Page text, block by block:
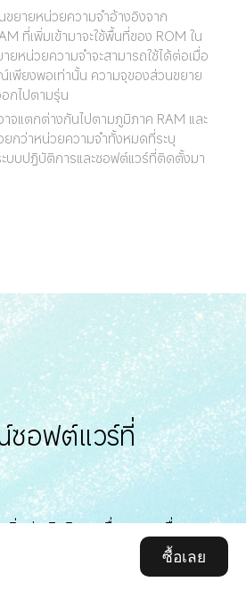
ซื้อเลย
ขยายหน่วยความจำอ้างอิงจาก
ที่เพิ่มเข้ามาจะใช้พื้นที่ของ ROM ใน
ยหน่วยความจำจะสามารถใช้ได้ต่อเมื่อ
พียงพอเท่านั้น ความจุของส่วนขยาย
กไปตามรุ่น
จแตกต่างกันไปตามภูมิภาค RAM และ
ยกว่าหน่วยความจำทั้งหมดที่ระบุ
ะบบปฏิบัติการและซอฟต์แวร์ที่ติดตั้งมา
ซอฟต์แวร์ที่
พิ่มประสิทธิภาพเพื่อลดการเสื่อม
านไป และผ่านการทดสอบแล้วว่า
ผู้ใช้ที่ราบรื่นเหมือนใหม่ไว้ได้แม้